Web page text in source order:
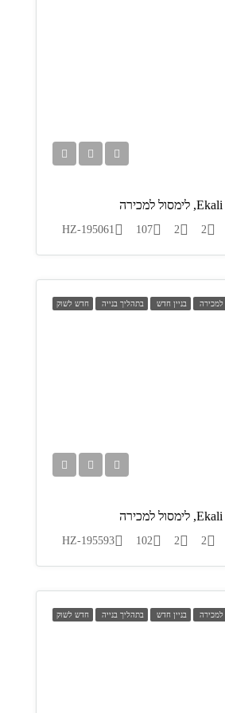
2
2
107
HZ-195061
למכירה בניין חדש בתהליך בנייה חדש לשוק
2
2
102
HZ-195593
למכירה בניין חדש בתהליך בנייה חדש לשוק